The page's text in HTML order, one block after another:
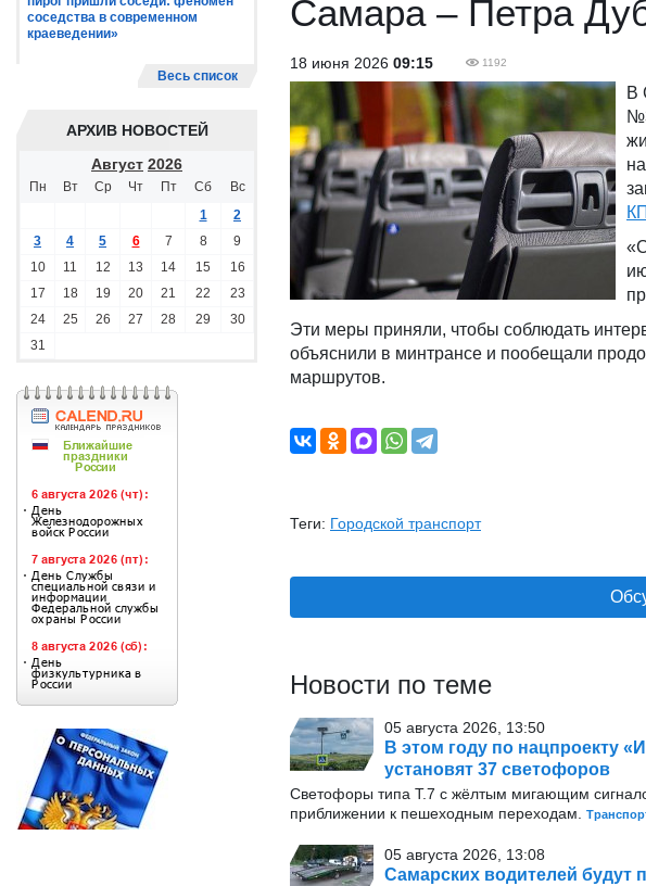
соседства в современном
краеведении»
Весь список
АРХИВ НОВОСТЕЙ
Август 2026
Пн Вт Ср Чт Пт Сб
Вс
1
2
3
4 5 6 7 8
9
10
11 12 13 14 15
16
17
18 19 20 21 22
23
24
25 26 27 28 29
30
31
Самара – Петра
18 июня 2026 09:15 1192
В
Эти меры приняли, чтобы соблюдать
объяснили в минтрансе и пообещали
маршрутов.
Теги: Городской транспорт
Новости по теме
05 августа 2026, 13:50
В этом году по нацпроекту
установят 37 светофоров
Светофоры типа Т.7 с жёлтым мигающим
приближении к пешеходным переходам.
05 августа 2026, 13:08
Самарских водителей будут